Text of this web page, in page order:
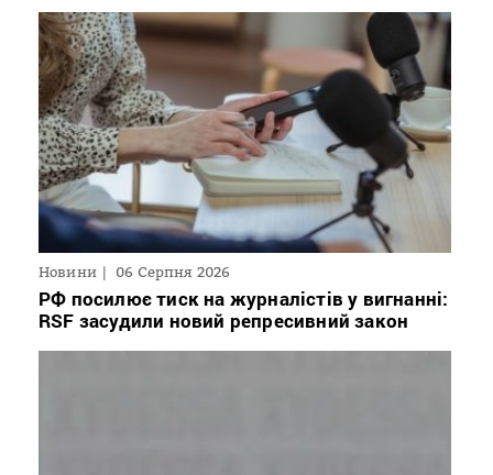
Новини 06 Серпня 2026
РФ посилює тиск на журналістів у вигнанні:
RSF засудили новий репресивний закон